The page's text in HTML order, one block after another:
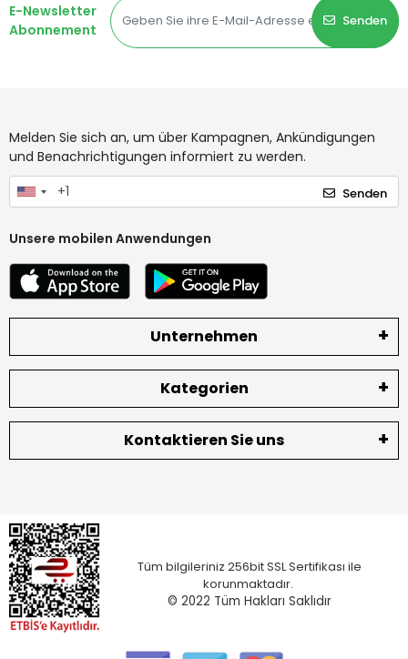
E-Newsletter
Abonnement
Senden
Melden Sie sich an, um über Kampagnen, Ankündigungen
und Benachrichtigungen informiert zu werden.
Senden
Unsere mobilen Anwendungen
Unternehmen
Kategorien
Kontaktieren Sie uns
Tüm bilgileriniz 256bit SSL Sertifikası ile
korunmaktadır.
© 2022 Tüm Hakları Saklıdır